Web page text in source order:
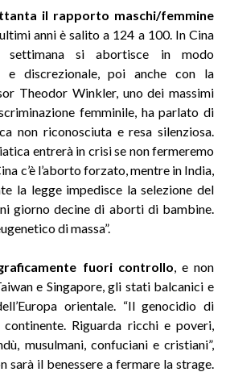
il rapporto maschi/femmine
anni è salito a 124 a 100. In Cina
settimana si abortisce in modo
e discrezionale, poi anche con la
Theodor Winkler, uno dei massimi
femminile, ha parlato di
non riconosciuta e resa silenziosa.
entrerà in crisi se non fermeremo
c’è l’aborto forzato, mentre in India,
la legge impedisce la selezione del
giorno decine di aborti di bambine.
di massa”.
fuori controllo , e non
e Singapore, gli stati balcanici e
orientale. “Il genocidio di
Riguarda ricchi e poveri,
musulmani, confuciani e cristiani”,
sarà il benessere a fermare la strage.